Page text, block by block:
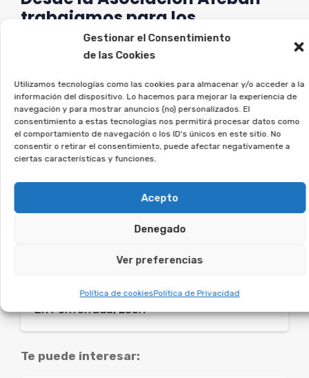
Gestionar el Consentimiento
de las Cookies
Utilizamos tecnologías como las cookies para almacenar y/o acceder a la
información del dispositivo. Lo hacemos para mejorar la experiencia de
navegación y para mostrar anuncios (no) personalizados. El
consentimiento a estas tecnologías nos permitirá procesar datos como
el comportamiento de navegación o los ID's únicos en este sitio. No
consentir o retirar el consentimiento, puede afectar negativamente a
ciertas características y funciones.
Acepto
Denegado
Ver preferencias
Política de cookiesPolítica de Privacidad
trabajamos para los
consumidores a reclamar lo
que les corresponde.
Si estás en esta situación, regístrate sin
compromiso, y lo estudiaremos en detalle.
Te puede interesar:
En Palencia, Palencia
Reclamar Productos Bancarios Abusivos
En Ponferrada, León
Te puede interesar: